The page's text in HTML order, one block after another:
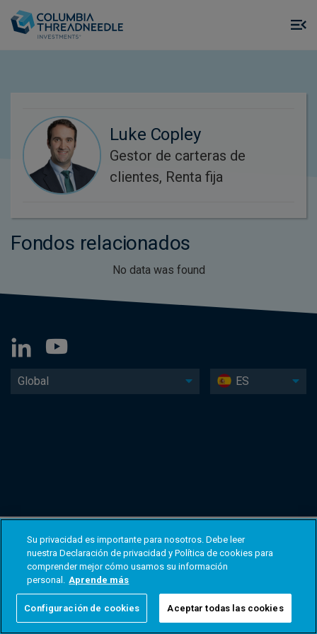
Luke Copley
Gestor de carteras de
clientes, Renta fija
Fondos relacionados
No data was found
Global ES
Su privacidad es importante para nosotros. Debe leer
nuestra Declaración de privacidad y Política de cookies para
comprender mejor cómo usamos su información
personal. Aprende más
Configuración de cookies Aceptar todas las cookies